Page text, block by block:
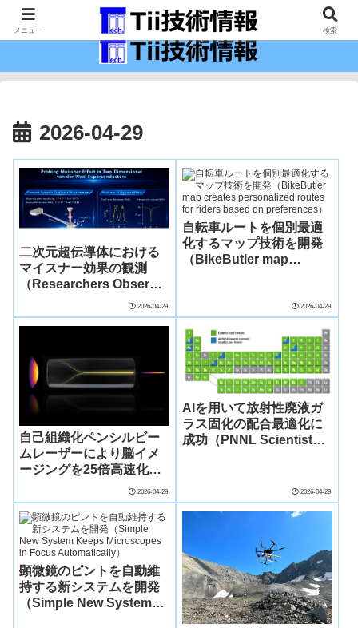
最新の科学技術の情報インフラ。
2026-04-29
二次元超伝導体における
マイスナー効果の観測
（Researchers Observe
Meissner Effect in Two-
Dimensional
2026-04-29
自転車ルートを個別最適
化するマップ技術を開発
（BikeButler map
2026-04-29
自己組織化ペンシルビー
ムレーザーにより脳イメ
ージングを25倍高速化
（Self-organizing pencil-
beam laser could help
scientists design brain-
targeted therapies）
2026-04-29
AIを用いて放射性廃液ガ
ラス固化の配合最適化に
成功（PNNL Scientists
Liquid Radioactive
Waste）
2026-04-29
顕微鏡のピントを自動維
持する新システムを開発
（Simple New System
メニュー 検索